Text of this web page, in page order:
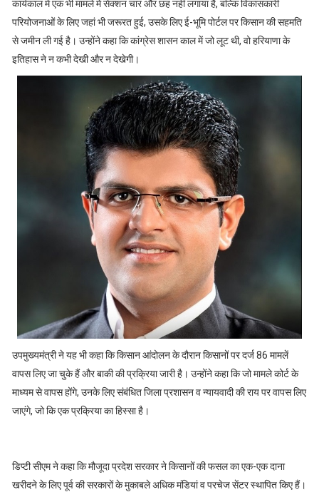
कार्यकाल में एक भी मामले में सेक्शन चार और छह नहीं लगाया है, बल्कि विकासकारी
परियोजनाओं के लिए जहां भी जरूरत हुई, उसके लिए ई-भूमि पोर्टल पर किसान की सहमति
से जमीन ली गई है। उन्होंने कहा कि कांग्रेस शासन काल में जो लूट थी, वो हरियाणा के
इतिहास ने न कभी देखी और न देखेगी।
उपमुख्यमंत्री ने यह भी कहा कि किसान आंदोलन के दौरान किसानों पर दर्ज 86 मामलें
वापस लिए जा चुके हैं और बाकी की प्रक्रिया जारी है। उन्होंने कहा कि जो मामले कोर्ट के
माध्यम से वापस होंगे, उनके लिए संबंधित जिला प्रशासन व न्यायवादी की राय पर वापस लिए
जाएंगे, जो कि एक प्रक्रिया का हिस्सा है।
डिप्टी सीएम ने कहा कि मौजूदा प्रदेश सरकार ने किसानों की फसल का एक-एक दाना
खरीदने के लिए पूर्व की सरकारों के मुकाबले अधिक मंडियां व परचेज सेंटर स्थापित किए हैं।